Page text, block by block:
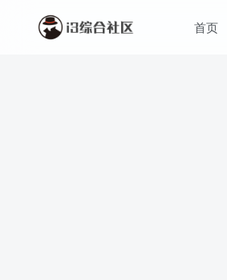
首页